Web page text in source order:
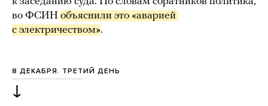
во ФСИН объяснили это «аварией
с электричеством».
8 ДЕКАБРЯ. ТРЕТИЙ ДЕНЬ
↓